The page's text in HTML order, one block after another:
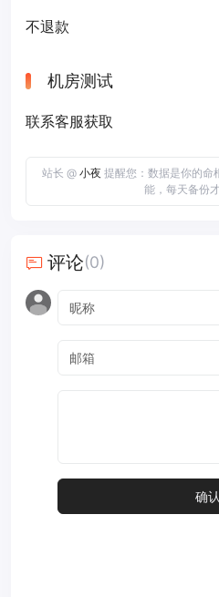
不退款
机房测试
联系客服获取
站长 @ 小夜 提醒您：数据是你的命
能，每天备份
评论(0)